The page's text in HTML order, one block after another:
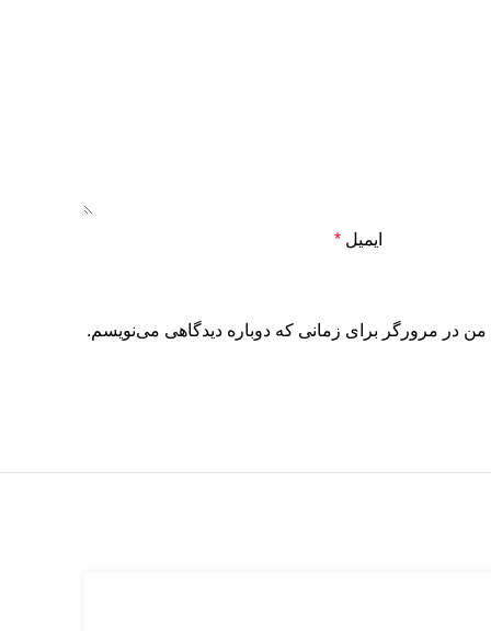
ایمیل *
من در مرورگر برای زمانی که دوباره دیدگاهی می‌نویسم.